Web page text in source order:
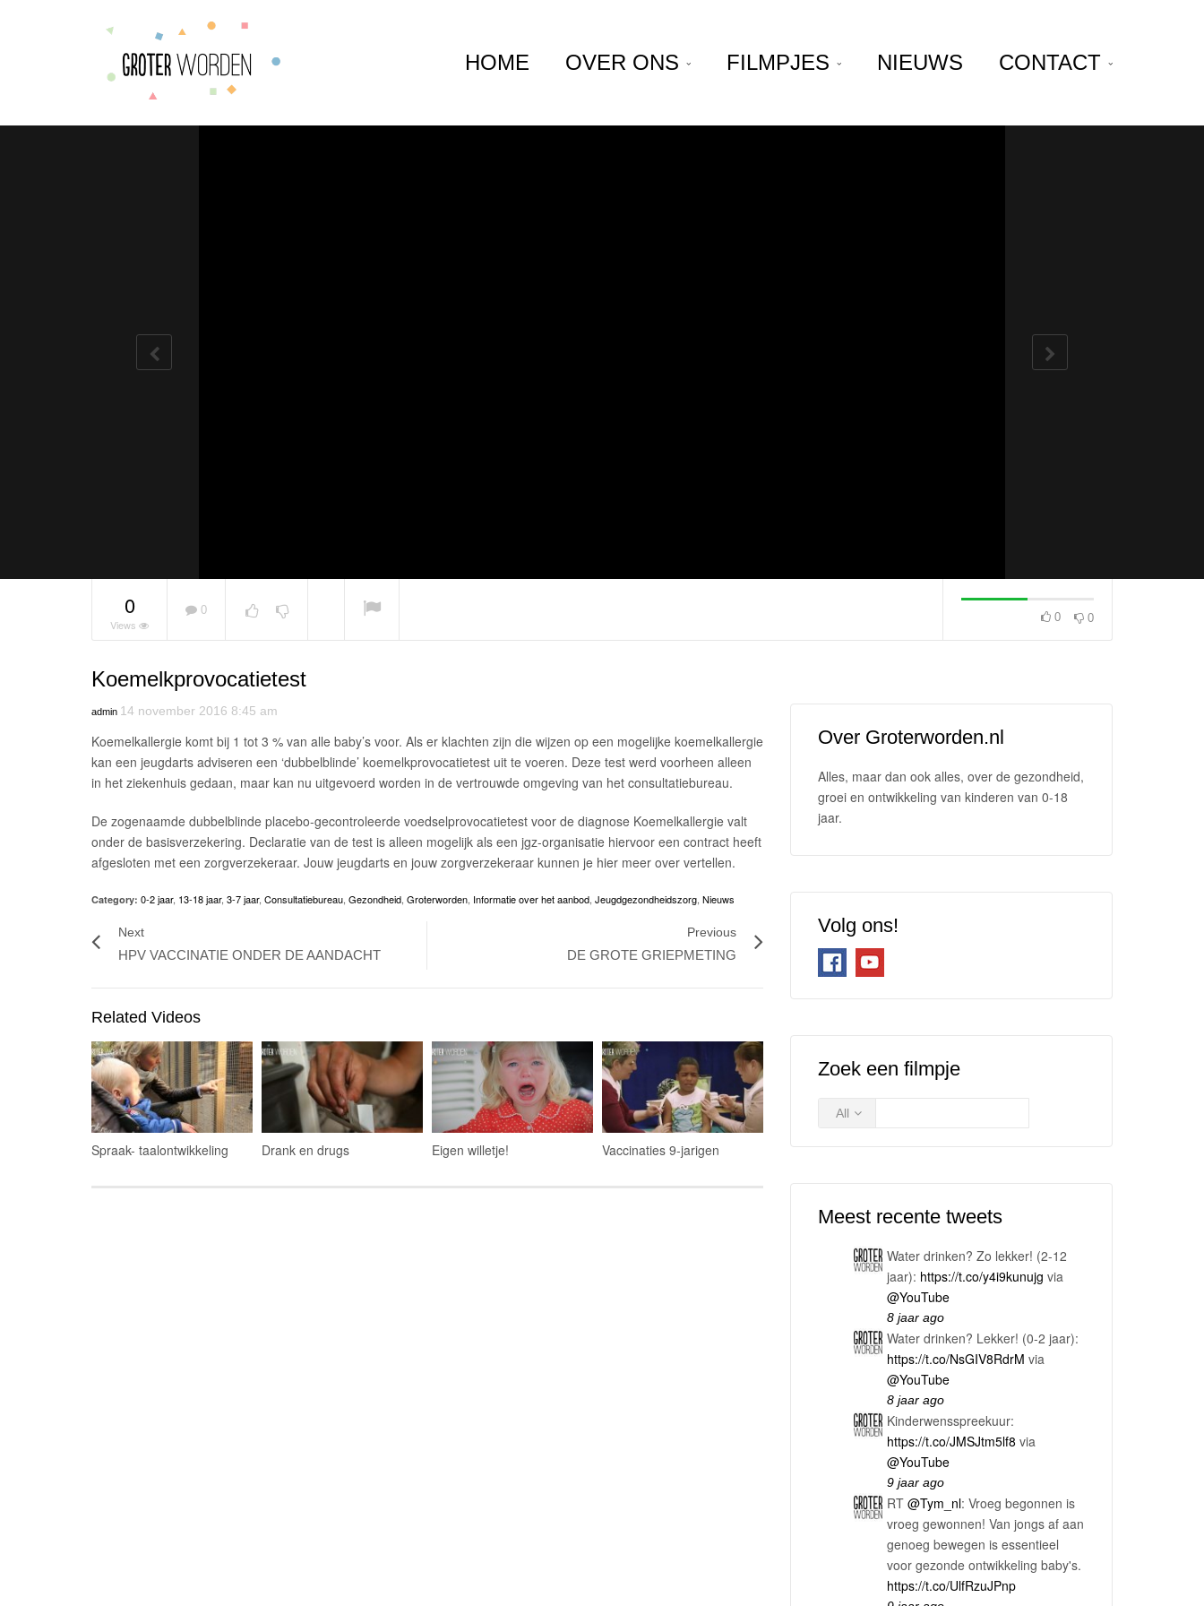
HOME OVER ONS FILMPJES NIEUWS CONTACT
NOW PLAYING
0
Views
0
0 0
Koemelkprovocatietest
admin 14 november 2016 8:45 am
Koemelkallergie komt bij 1 tot 3 % van alle baby’s voor. Als er klachten zijn die wijzen op een mogelijke koemelkallergie
kan een jeugdarts adviseren een ‘dubbelblinde’ koemelkprovocatietest uit te voeren. Deze test werd voorheen alleen
in het ziekenhuis gedaan, maar kan nu uitgevoerd worden in de vertrouwde omgeving van het consultatiebureau.
De zogenaamde dubbelblinde placebo-gecontroleerde voedselprovocatietest voor de diagnose Koemelkallergie valt
onder de basisverzekering. Declaratie van de test is alleen mogelijk als een jgz-organisatie hiervoor een contract heeft
afgesloten met een zorgverzekeraar. Jouw jeugdarts en jouw zorgverzekeraar kunnen je hier meer over vertellen.
Category: 0-2 jaar, 13-18 jaar, 3-7 jaar, Consultatiebureau, Gezondheid, Groterworden, Informatie over het aanbod, Jeugdgezondheidszorg, Nieuws
Next
HPV VACCINATIE ONDER DE AANDACHT
Previous
DE GROTE GRIEPMETING
Related Videos
Spraak- taalontwikkeling Drank en drugs Eigen willetje! Vaccinaties 9-jarigen
Over Groterworden.nl
Alles, maar dan ook alles, over de gezondheid,
groei en ontwikkeling van kinderen van 0-18
jaar.
Volg ons!
Zoek een filmpje
All
Meest recente tweets
Water drinken? Zo lekker! (2-12
jaar): https://t.co/y4i9kunujg via
@YouTube
8 jaar ago
Water drinken? Lekker! (0-2 jaar):
https://t.co/NsGIV8RdrM via
@YouTube
8 jaar ago
Kinderwensspreekuur:
https://t.co/JMSJtm5lf8 via
@YouTube
9 jaar ago
RT @Tym_nl: Vroeg begonnen is
vroeg gewonnen! Van jongs af aan
genoeg bewegen is essentieel
voor gezonde ontwikkeling baby's.
https://t.co/UlfRzuJPnp